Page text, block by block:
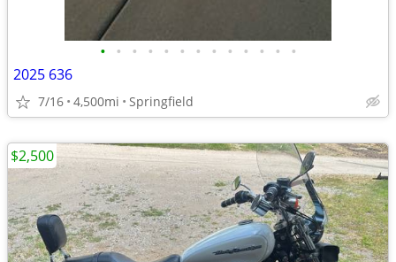
• • • • • • • • • • • • •
2025 636
7/16 4,500mi Springfield
$2,500